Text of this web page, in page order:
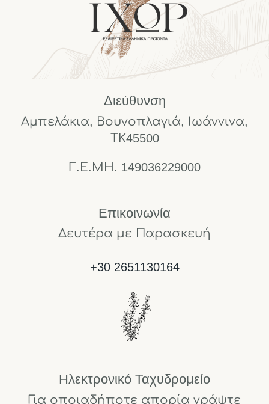
Διεύθυνση
Αμπελάκια, Βουνοπλαγιά, Ιωάννινα,
ΤΚ45500
Γ.Ε.ΜΗ. 149036229000
Επικοινωνία
Δευτέρα με Παρασκευή
+30 2651130164
Ηλεκτρονικό Ταχυδρομείο
Για οποιαδήποτε απορία γράψτε